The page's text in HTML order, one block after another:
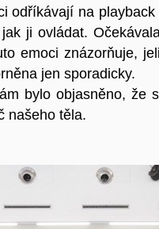
odříkávají na
ji ovládat.
emoci znázorňuje,
jen sporadicky.
bylo objasněno, že
našeho těla.